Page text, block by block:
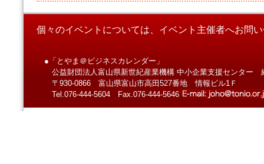
個々のイベントについては、イベント主催者へお問
●「とやま＠ビジネスカレンダー」
公益財団法人富山県新世紀産業機構 中小企業支援センター
〒930-0866 富山県富山市高田527番地 情報ビル1Ｆ
Tel.076-444-5604 Fax.076-444-5646